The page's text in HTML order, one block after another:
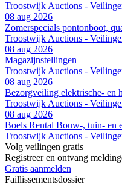
Troostwijk Auctions -
08 aug 2026
Zomerspecials pontonboot,
Troostwijk Auctions -
08 aug 2026
Magazijnstellingen
Troostwijk Auctions -
08 aug 2026
Bezorgveiling elektrische- en
Troostwijk Auctions -
08 aug 2026
Boels Rental Bouw-, tuin- en
Troostwijk Auctions -
Volg veilingen gratis
Registreer en ontvang
Gratis aanmelden
Faillissementsdossier